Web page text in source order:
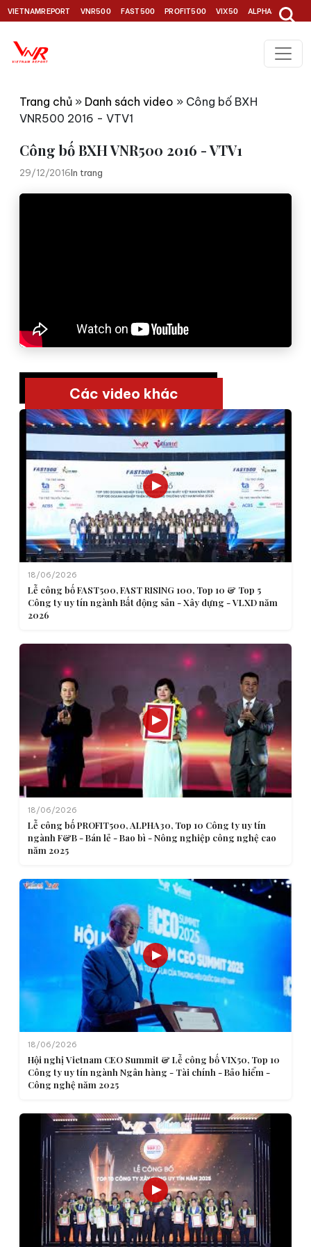
VIETNAMREPORT VNR500 FAST500 PROFIT500 VIX50 ALPHA30
Trang chủ » Danh sách video » Công bố BXH
VNR500 2016 - VTV1
Công bố BXH VNR500 2016 - VTV1
29/12/2016In trang
Các video khác
18/06/2026
Lễ công bố FAST500, FAST RISING 100, Top 10 & Top 5
Công ty uy tín ngành Bất động sản - Xây dựng - VLXD năm
2026
18/06/2026
Lễ công bố PROFIT500, ALPHA30, Top 10 Công ty uy tín
ngành F&B - Bán lẻ - Bao bì - Nông nghiệp công nghệ cao
năm 2025
18/06/2026
Hội nghị Vietnam CEO Summit & Lễ công bố VIX50, Top 10
Công ty uy tín ngành Ngân hàng - Tài chính - Bảo hiểm -
Công nghệ năm 2025